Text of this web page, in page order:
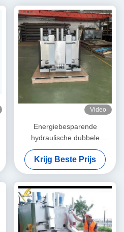
Video
Energiebesparende
hydraulische dubbele
voorverwarmingskneeder
met grote capaciteit voor het
smelten van thermoplastisch
poeder
Krijg Beste Prijs